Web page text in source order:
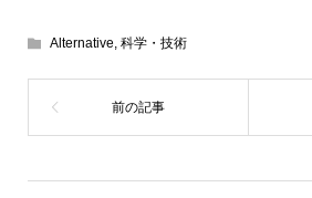
Alternative, 科学・技術